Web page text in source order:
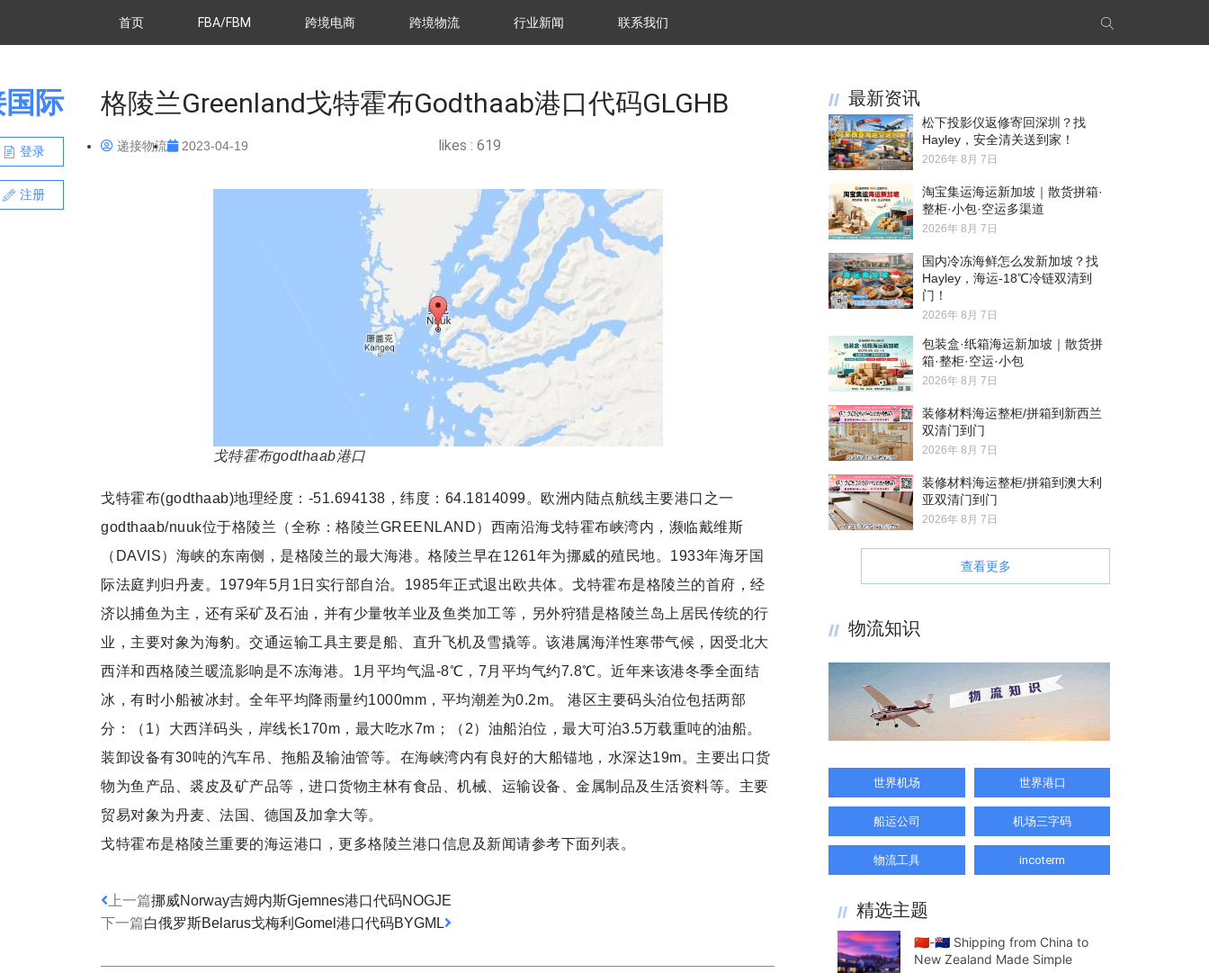
首页 FBA/FBM 跨境电商 跨境物流 行业新闻 联系我们
际
登录
注册
格陵兰Greenland戈特霍布Godthaab港口代码GLGHB
递接物流 2023-04-19 likes : 619
戈特霍布godthaab港口
戈特霍布(godthaab)地理经度：-51.694138，纬度：64.1814099。欧洲内陆点航线主要港口之一
godthaab/nuuk位于格陵兰（全称：格陵兰GREENLAND）西南沿海戈特霍布峡湾内，濒临戴维斯
（DAVIS）海峡的东南侧，是格陵兰的最大海港。格陵兰早在1261年为挪威的殖民地。1933年海牙国
际法庭判归丹麦。1979年5月1日实行部自治。1985年正式退出欧共体。戈特霍布是格陵兰的首府，经
济以捕鱼为主，还有采矿及石油，并有少量牧羊业及鱼类加工等，另外狩猎是格陵兰岛上居民传统的行
业，主要对象为海豹。交通运输工具主要是船、直升飞机及雪撬等。该港属海洋性寒带气候，因受北大
西洋和西格陵兰暖流影响是不冻海港。1月平均气温-8℃，7月平均气约7.8℃。近年来该港冬季全面结
冰，有时小船被冰封。全年平均降雨量约1000mm，平均潮差为0.2m。 港区主要码头泊位包括两部
分：（1）大西洋码头，岸线长170m，最大吃水7m；（2）油船泊位，最大可泊3.5万载重吨的油船。
装卸设备有30吨的汽车吊、拖船及输油管等。在海峡湾内有良好的大船锚地，水深达19m。主要出口货
物为鱼产品、裘皮及矿产品等，进口货物主林有食品、机械、运输设备、金属制品及生活资料等。主要
贸易对象为丹麦、法国、德国及加拿大等。
戈特霍布是格陵兰重要的海运港口，更多格陵兰港口信息及新闻请参考下面列表。
上一篇挪威Norway吉姆内斯Gjemnes港口代码NOGJE
下一篇白俄罗斯Belarus戈梅利Gomel港口代码BYGML
最新资讯
松下投影仪返修寄回深圳？找
Hayley，安全清关送到家！
2026年 8月 7日
淘宝集运海运新加坡｜散货拼箱·
整柜·小包·空运多渠道
2026年 8月 7日
国内冷冻海鲜怎么发新加坡？找
Hayley，海运-18℃冷链双清到
门！
2026年 8月 7日
包装盒·纸箱海运新加坡｜散货拼
箱·整柜·空运·小包
2026年 8月 7日
装修材料海运整柜/拼箱到新西兰
双清门到门
2026年 8月 7日
装修材料海运整柜/拼箱到澳大利
亚双清门到门
2026年 8月 7日
查看更多
物流知识
世界机场
船运公司
物流工具
世界港口
机场三字码
incoterm
精选主题
🇨🇳-🇳🇿 Shipping from China to
New Zealand Made Simple